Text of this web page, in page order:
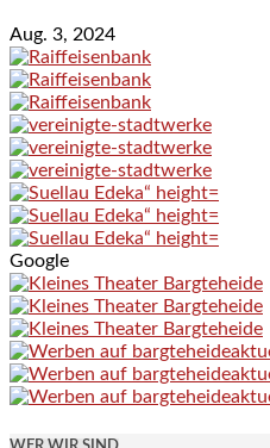
Aug. 3, 2024
Google